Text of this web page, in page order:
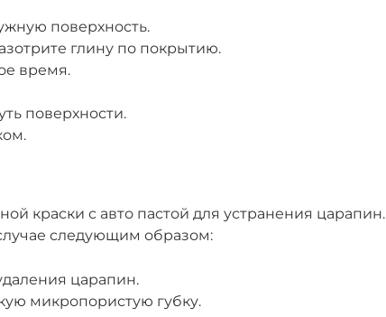
поверхность.
глину по покрытию.
время.
поверхности.
краски с авто пастой для устранения царапин.
следующим образом:
царапин.
микропористую губку.